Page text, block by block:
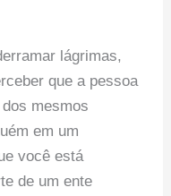
lágrimas,
que a pessoa
mesmos
em um
você está
de um ente